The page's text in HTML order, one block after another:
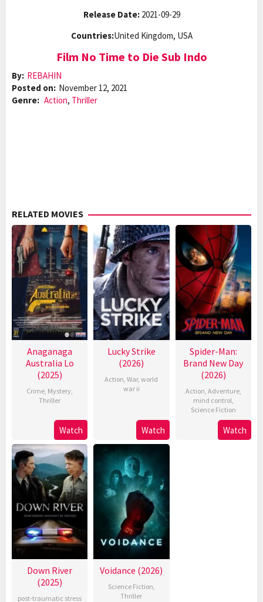
Release Date:2021-09-29
Countries:United Kingdom, USA
Film No Time to Die Sub Indo
By: REBAHIN
Posted on: November 12, 2021
Genre: Action, Thriller
RELATED MOVIES
Anaganaga
Australia Lo
(2025)
Crime, Mystery,
Thriller
Watch
Lucky Strike
(2026)
Action,War,world
war ii
Watch
Spider-Man:
Brand New Day
(2026)
Action, Adventure,
mind control,
Science Fiction
Watch
Down River
(2025)
post-traumatic stress
Voidance (2026)
Science Fiction,
Thriller